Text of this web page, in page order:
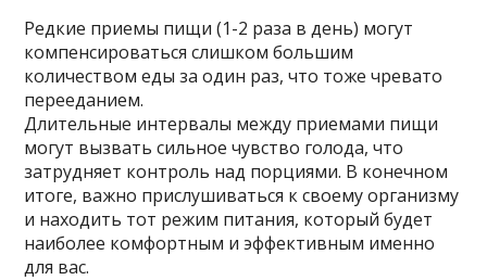
Редкие приемы пищи (1-2 раза в день) могут
компенсироваться слишком большим
количеством еды за один раз, что тоже чревато
перееданием.
Длительные интервалы между приемами пищи
могут вызвать сильное чувство голода, что
затрудняет контроль над порциями. В конечном
итоге, важно прислушиваться к своему организму
и находить тот режим питания, который будет
наиболее комфортным и эффективным именно
для вас.